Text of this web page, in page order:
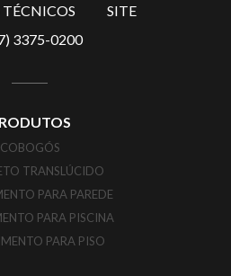
SITE
3375-0200
COBOGÓS
TRANSLÚCIDO
PARA PAREDE
PARA PISCINA
PARA PISO